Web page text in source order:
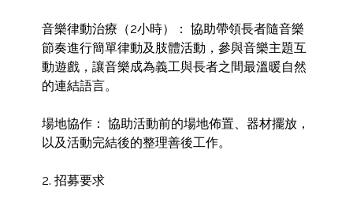
音樂律動治療（2小時）： 協助帶領長者隨音樂
節奏進行簡單律動及肢體活動，參與音樂主題互
動遊戲，讓音樂成為義工與長者之間最溫暖自然
的連結語言。
場地協作： 協助活動前的場地佈置、器材擺放，
以及活動完結後的整理善後工作。
2. 招募要求